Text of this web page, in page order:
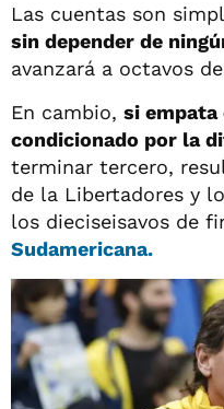
Las cuentas son
sin depender de
avanzará a octavos
En cambio, si empata
condicionado por la
terminar tercero,
de la Libertadores y
los dieciseisavos de
Sudamericana.